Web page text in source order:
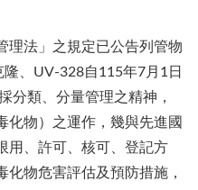
法」之規定已公告列管物
隆、UV-328自115年7月1日
分類、分量管理之精神，
化物）之運作，幾與先進國
用、許可、核可、登記方
物危害評估及預防措施，